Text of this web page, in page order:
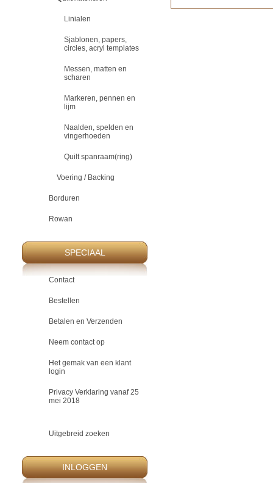
Linialen
Sjablonen, papers,
circles, acryl templates
Messen, matten en
scharen
Markeren, pennen en
lijm
Naalden, spelden en
vingerhoeden
Quilt spanraam(ring)
Voering / Backing
Borduren
Rowan
SPECIAAL
Contact
Bestellen
Betalen en Verzenden
Neem contact op
Het gemak van een klant
login
Privacy Verklaring vanaf 25
mei 2018
Uitgebreid zoeken
INLOGGEN